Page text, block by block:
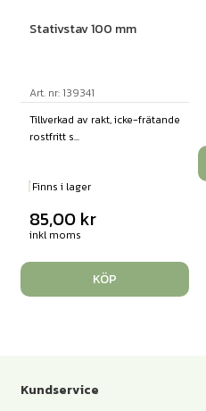
Stativstav 100 mm
Art. nr: 139341
Tillverkad av rakt, icke-frätande
rostfritt s...
Finns i lager
85,00 kr
inkl moms
KÖP
Kundservice